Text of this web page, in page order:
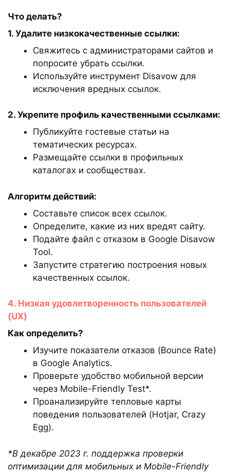
Что делать?
1. Удалите низкокачественные ссылки:
Свяжитесь с администраторами сайтов и
попросите убрать ссылки.
Используйте инструмент Disavow для
исключения вредных ссылок.
2. Укрепите профиль качественными ссылками:
Публикуйте гостевые статьи на
тематических ресурсах.
Размещайте ссылки в профильных
каталогах и сообществах.
Алгоритм действий:
Составьте список всех ссылок.
Определите, какие из них вредят сайту.
Подайте файл с отказом в Google Disavow
Tool.
Запустите стратегию построения новых
качественных ссылок.
4. Низкая удовлетворенность пользователей
(UX)
Как определить?
Изучите показатели отказов (Bounce Rate)
в Google Analytics.
Проверьте удобство мобильной версии
через Mobile-Friendly Test*.
Проанализируйте тепловые карты
поведения пользователей (Hotjar, Crazy
Egg).
*В декабре 2023 г. поддержка проверки
оптимизации для мобильных и Mobile-Friendly